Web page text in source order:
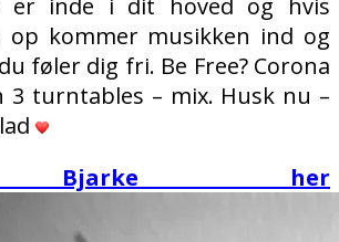
op kommer musikken ind og
føler dig fri. Be Free? Corona
3 turntables – mix. Husk nu –
Bjarke her